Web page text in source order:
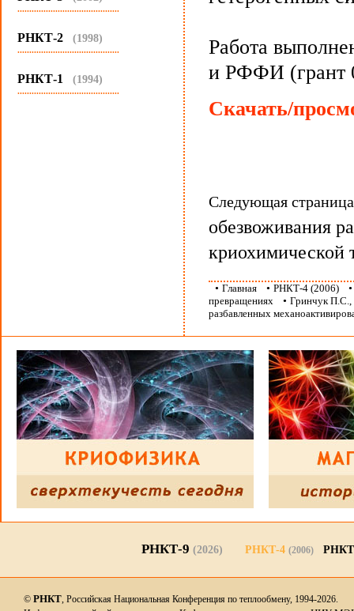
...........................................
РНКТ-2 (1998)
...........................................
РНКТ-1 (1994)
...........................................
Работа
и РФФИ (грант
Скачать/
Следующая
обезвоживания
криохимической
• Главная • РНКТ-4 (2006)
превращениях • Гринчук П.С.,
разбавленных
РНКТ-9 (2026) РНКТ-4 (2006)
© РНКТ, Российская Национальная Конференция по теплообмену, 1994-2026.